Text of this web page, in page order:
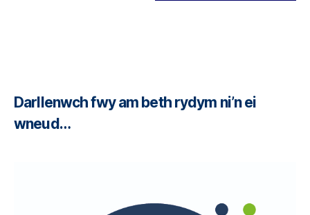
Darllenwch fwy am beth rydym ni’n ei
wneud…